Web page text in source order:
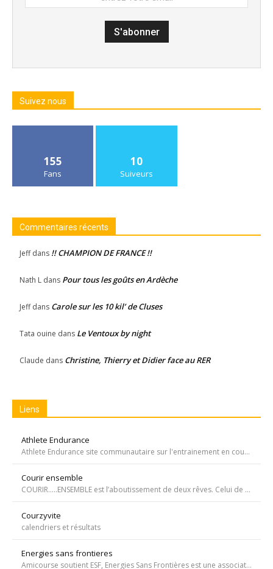
Suivez nous
155
Fans
10
Suiveurs
Commentaires récents
Jeffdans !! CHAMPION DE FRANCE !!
Nath L dans Pour tous les goûts en Ardèche
Jeffdans Carole sur les 10 kil’ de Cluses
Tata ouine dans Le Ventoux by night
Claude dans Christine, Thierry et Didier face au RER
Liens
Athlete Endurance
Athlete Endurance site communautaire sur l'entrainement en course à pied
Courir ensemble
COURIR…..ENSEMBLE est l’aboutissement de deux rêves. Celui de Tiffany qui, malgré une tumeur à la jambe voulait participer à la course de l’Escalade et celui de Carole, animatrice bénévole de l’atelier de bricolage du service d’oncopédiatrie de l’Hôpital
Courzyvite
calendriers et résultats
Energies sans frontieres
Amicourse soutient ESF, Energies Sans Frontières est une association ayant pour objet l'aide au développement des pays les plus pauvres en favorisant l'accès à l'eau et à l'électricité